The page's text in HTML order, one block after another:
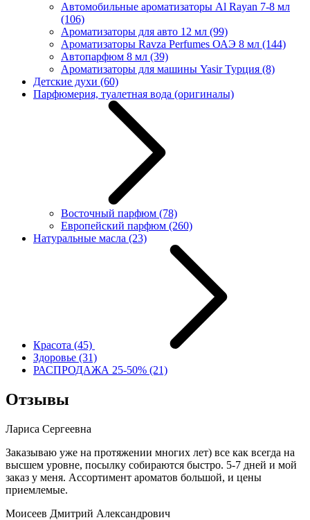
Автомобильные ароматизаторы Al Rayan 7-8 мл
(106)
Ароматизаторы для авто 12 мл (99)
Ароматизаторы Ravza Perfumes ОАЭ 8 мл (144)
Автопарфюм 8 мл (39)
Ароматизаторы для машины Yasir Турция (8)
Детские духи (60)
Парфюмерия, туалетная вода (оригиналы)
Восточный парфюм (78)
Европейский парфюм (260)
Натуральные масла (23)
Красота (45)
Здоровье (31)
РАСПРОДАЖА 25-50% (21)
Отзывы
Лариса Сергеевна
Заказываю уже на протяжении многих лет) все как всегда на
высшем уровне, посылку собираются быстро. 5-7 дней и мой
заказ у меня. Ассортимент ароматов большой, и цены
приемлемые.
Моисеев Дмитрий Александрович